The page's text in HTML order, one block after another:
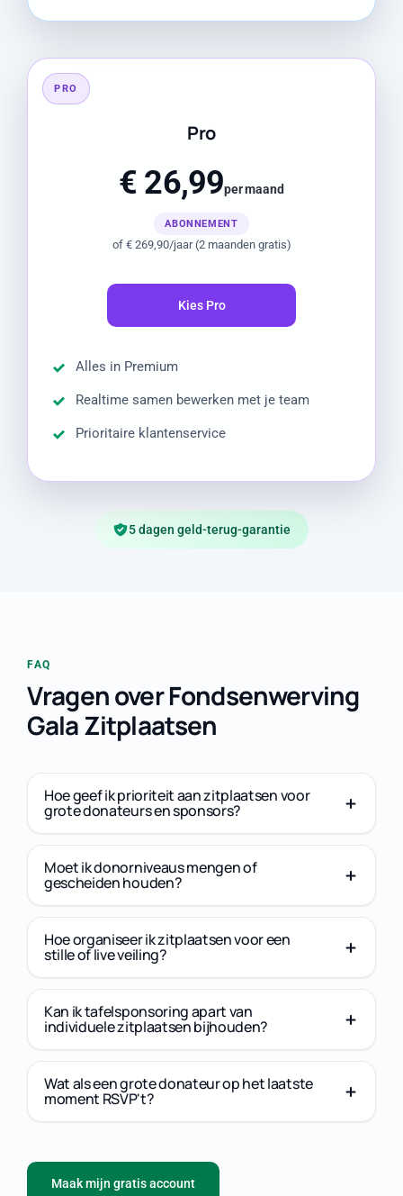
PRO
Pro
€ 26,99per maand
ABONNEMENT
of € 269,90/jaar (2 maanden gratis)
Kies Pro
Alles in Premium
Realtime samen bewerken met je team
Prioritaire klantenservice
5 dagen geld-terug-garantie
FAQ
Vragen over Fondsenwerving
Gala Zitplaatsen
Hoe geef ik prioriteit aan zitplaatsen voor
grote donateurs en sponsors?
Moet ik donorniveaus mengen of
gescheiden houden?
Hoe organiseer ik zitplaatsen voor een
stille of live veiling?
Kan ik tafelsponsoring apart van
individuele zitplaatsen bijhouden?
Wat als een grote donateur op het laatste
moment RSVP't?
Maak mijn gratis account